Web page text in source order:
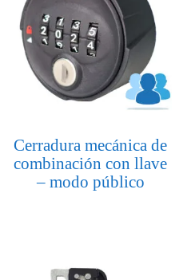
Cerradura mecánica de
combinación con llave
– modo público